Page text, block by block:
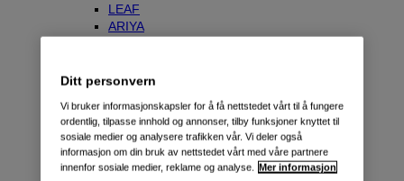
LEAF
ARIYA
e-NV200 Evalia
Ditt personvern
Vi bruker informasjonskapsler for å få nettstedet vårt til å fungere
ordentlig, tilpasse innhold og annonser, tilby funksjoner knyttet til
sosiale medier og analysere trafikken vår. Vi deler også
informasjon om din bruk av nettstedet vårt med våre partnere
innenfor sosiale medier, reklame og analyse. Mer informasjon